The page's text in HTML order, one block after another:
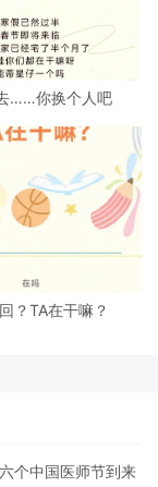
……你换个人吧
？TA在干嘛？
个中国医师节到来